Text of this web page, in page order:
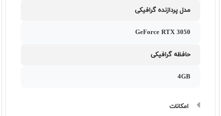
مدل پردازنده گرافیکی
GeForce RTX 3050
حافظه گرافیکی
4GB
امکانات